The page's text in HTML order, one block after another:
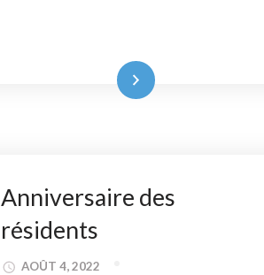
Lire la suite
Anniversaire des
résidents
AOÛT 4, 2022